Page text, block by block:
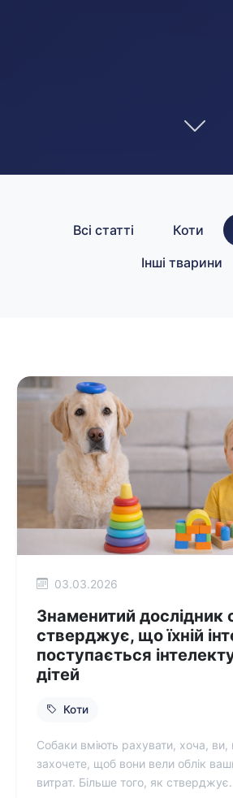
Всі статті Коти
Інші тварини
03.03.2026
Знаменитий дослідник
стверджує, що їхній
поступається
дітей
Коти
Собаки вміють рахувати, хоча, ви,
захочете, щоб вони вели облік
витрат. Більше того, як